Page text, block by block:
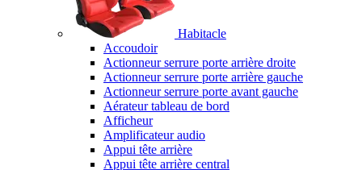
Habitacle
Accoudoir
Actionneur serrure porte arrière droite
Actionneur serrure porte arrière gauche
Actionneur serrure porte avant gauche
Aérateur tableau de bord
Afficheur
Amplificateur audio
Appui tête arrière
Appui tête arrière central